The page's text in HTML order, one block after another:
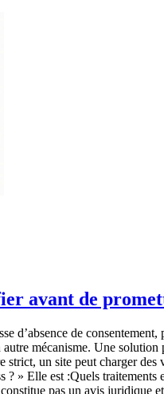
avant de
une durée de vie des traceurs limitée, par exemple treize mois sans prorogation automatique, une conservation des informations collectées limitée à vingt-cinq mois et un réexamen périodique de ces durées. Chaque terme compte. « Finalité strictement limitée » Mesurer les performances techniques, les contenus consultés ou les problèmes de navigation peut entrer dans la logique décrite. Constituer des audiences publicitaires, enrichir un profil CRM, personnaliser des annonces ou suivre une personne entre services relève d’autres finalités. Une même interface produit peut proposer les deux. C’est la fonctionnalité activée qui doit être auditée. « Pour le compte exclusif de l’éditeur » Le fournisseur ne doit pas transformer la collecte en ressource pour son propre ciblage, son profilage ou une mesure transversale non compatible avec le cadre considéré. Lisez le contrat, la documentation du produit et la liste des sous-traitants. Une affirmation commerciale ne suffit pas. « Statistiques anonymes » Le mot anonyme est exigeant. Supprimer un nom, tronquer une IP ou hacher un identifiant ne garantit pas automatiquement l’anonymat. Si un signal permet encore de distinguer ou relier une personne, l’analyse doit rester prudente. Demandez au fournisseur de décrire les transformations et les risques de